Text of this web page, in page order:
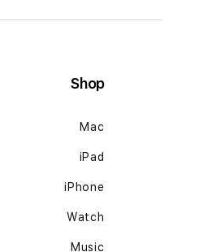
Shop
Mac
iPad
iPhone
Watch
Music